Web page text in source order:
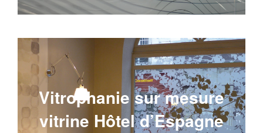
Vitrophanie sur mesure
vitrine Hôtel d’Espagne